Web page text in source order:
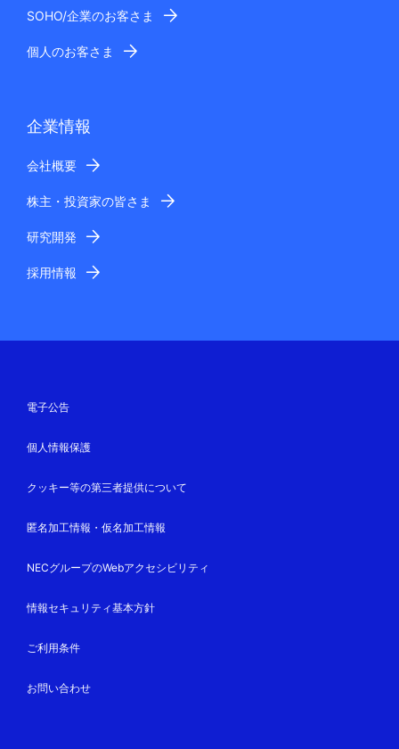
SOHO/企業のお客さま
個人のお客さま
企業情報
会社概要
株主・投資家の皆さま
研究開発
採用情報
電子公告
個人情報保護
クッキー等の第三者提供について
匿名加工情報・仮名加工情報
NECグループのWebアクセシビリティ
情報セキュリティ基本方針
ご利用条件
お問い合わせ